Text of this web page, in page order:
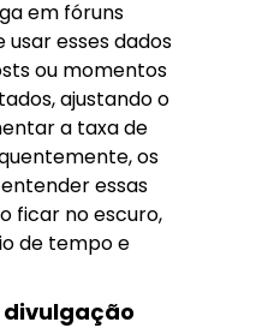
em fóruns
usar esses dados
ou momentos
ajustando o
a taxa de
os
essas
ficar no escuro,
de tempo e